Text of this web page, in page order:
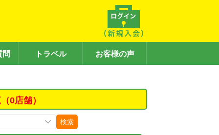
問 トラベル お客様の声
0店舗）
検索